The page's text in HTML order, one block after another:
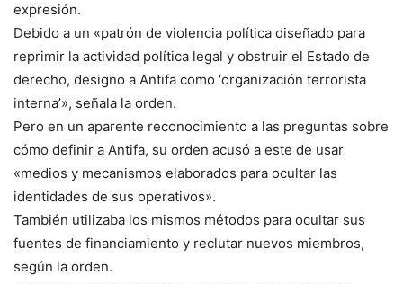
expresión.
Debido a un «patrón de violencia política diseñado para
reprimir la actividad política legal y obstruir el Estado de
derecho, designo a Antifa como ‘organización terrorista
interna’», señala la orden.
Pero en un aparente reconocimiento a las preguntas sobre
cómo definir a Antifa, su orden acusó a este de usar
«medios y mecanismos elaborados para ocultar las
identidades de sus operativos».
También utilizaba los mismos métodos para ocultar sus
fuentes de financiamiento y reclutar nuevos miembros,
según la orden.